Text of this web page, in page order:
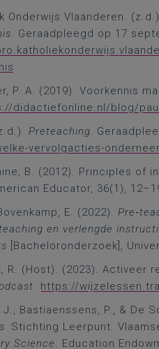
Onderwijs Vlaanderen.
. Geraadpleegd op 17
P. A. (2019). Voorkennis
didactiefonline.nl/blog/
Preteaching.
vervolgacties-
B. (2012). Principles of
Educator, 36(1),
E. (2022).
en verlengde
[Bacheloronderzoek],
R. (Host). (2023). Activeer
. https://
J., Bastiaenssens, P., & De
Stichting Leerpunt.
Science. Education